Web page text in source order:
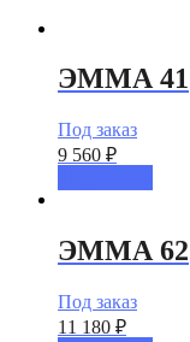
ЭММА 41
Под заказ
9 560 ₽
ЭММА 62
Под заказ
11 180 ₽